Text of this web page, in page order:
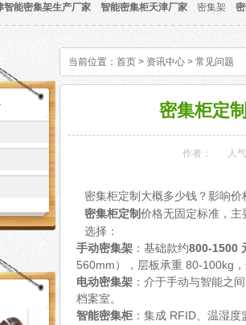
智能密集架生产厂家 智能密集柜天津厂家 密集架
当前位置： 首页 > 资讯中心 > 常见问题
密集柜定
作者： 人
密集柜定制大概多少钱？影响
密集柜定制价格无固定标准，
选择：
手动密集架 ：基础款约800-1500
560mm），层板承重 80-100kg
电动密集架 ：介于手动与智能之
档案室。
智能密集柜 ：集成 RFID 、温湿